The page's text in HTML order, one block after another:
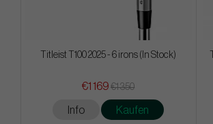
Titleist T100 2025 - 6 irons (In Stock)
€1 169 €1 350
Info Kaufen